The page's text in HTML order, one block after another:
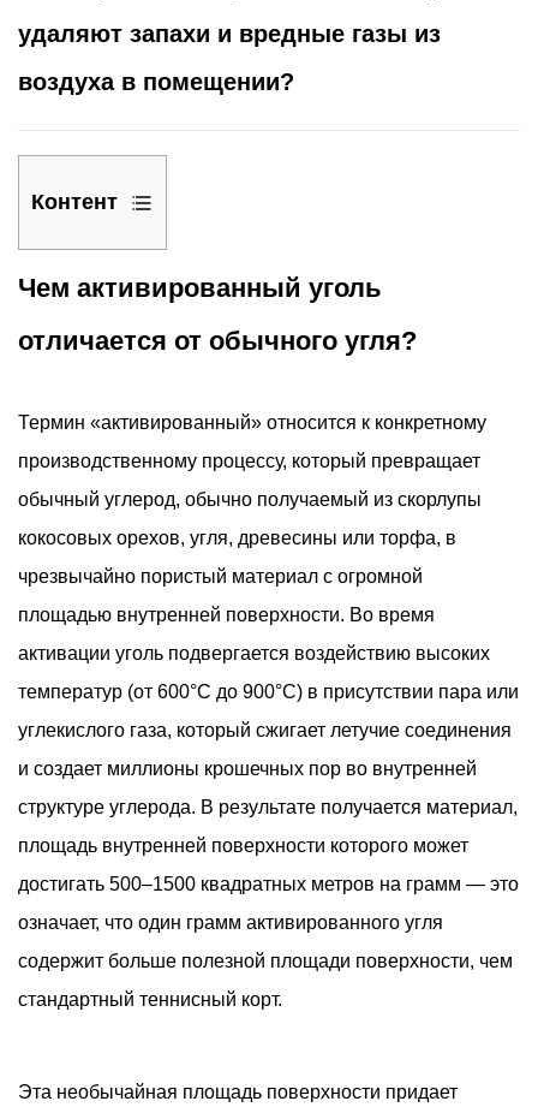
удаляют запахи и вредные газы из
воздуха в помещении?
Контент
1
Чем
уголь
от
2
Что
могут
и
удалить
воздушные
фильтры
с
активированным
Что
эффективно
удаляет
2.2
Чем активированный уголь
отличается от обычного угля?
Термин «активированный» относится к конкретному
производственному процессу, который превращает
обычный углерод, обычно получаемый из скорлупы
кокосовых орехов, угля, древесины или торфа, в
чрезвычайно пористый материал с огромной
площадью внутренней поверхности. Во время
активации уголь подвергается воздействию высоких
температур (от 600°C до 900°C) в присутствии пара или
углекислого газа, который сжигает летучие соединения
и создает миллионы крошечных пор во внутренней
структуре углерода. В результате получается материал,
площадь внутренней поверхности которого может
достигать 500–1500 квадратных метров на грамм — это
означает, что один грамм активированного угля
содержит больше полезной площади поверхности, чем
стандартный теннисный корт.
Эта необычайная площадь поверхности придает